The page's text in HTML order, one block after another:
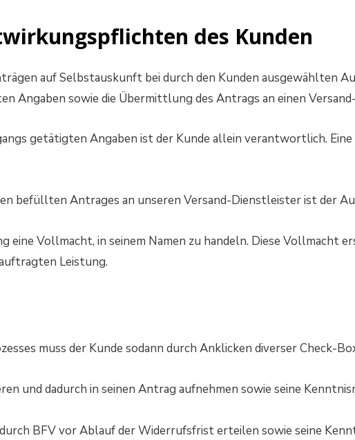
des Kunden
auf Selbstauskunft bei durch den Kunden ausgewählten
Angaben sowie die Übermittlung des Antrags an einen
getätigten Angaben ist der Kunde allein verantwortlich.
befüllten Antrages an unseren Versand-Dienstleister ist der
eine Vollmacht, in seinem Namen zu handeln. Diese Vollmacht
Leistung.
muss der Kunde sodann durch Anklicken diverser Check-
und dadurch in seinen Antrag aufnehmen sowie seine
BFV vor Ablauf der Widerrufsfrist erteilen sowie seine